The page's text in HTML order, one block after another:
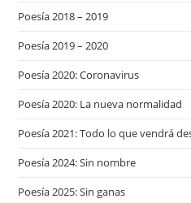
Poesía 2018 – 2019
Poesía 2019 – 2020
Poesía 2020: Coronavirus
Poesía 2020: La nueva normalidad
Poesía 2021: Todo lo que vendrá
Poesía 2024: Sin nombre
Poesía 2025: Sin ganas